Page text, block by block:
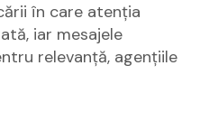
în care atenția
iar mesajele
relevanță, agențiile